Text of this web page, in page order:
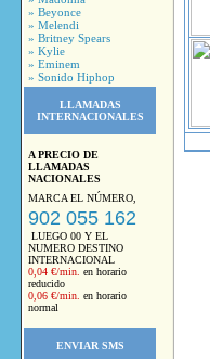
» Beyonce
» Melendi
» Britney Spears
» Kylie
» Eminem
» Sonido Hiphop
LLAMADAS
INTERNACIONALES
A PRECIO DE
LLAMADAS
NACIONALES
MARCA EL NÚMERO,
902 055 162
LUEGO 00 Y EL
NUMERO DESTINO
INTERNACIONAL
0,04 €/min. en horario
reducido
0,06 €/min. en horario
normal
ENVIAR SMS